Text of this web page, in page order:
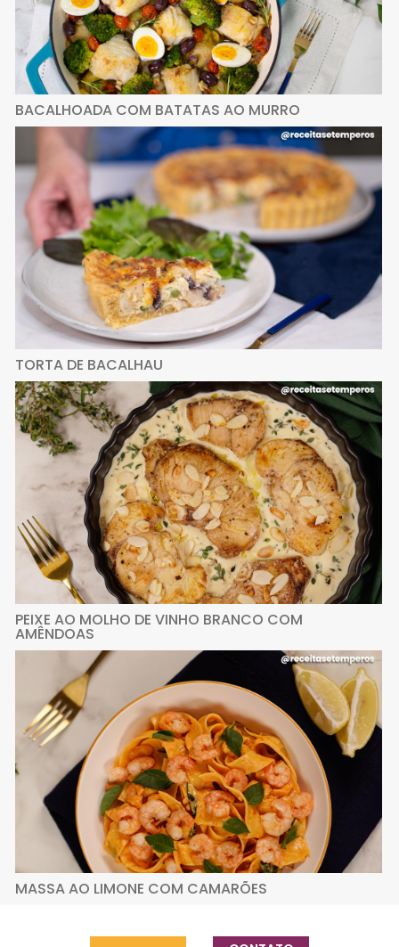
BACALHOADA COM BATATAS AO MURRO
TORTA DE BACALHAU
PEIXE AO MOLHO DE VINHO BRANCO COM
AMÊNDOAS
MASSA AO LIMONE COM CAMARÕES